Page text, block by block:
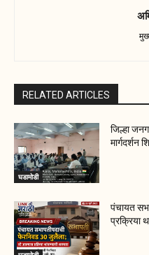
RELATED ARTICLES
घडामोडी
जिल्हा
मार्गदर्शन
पंचायत
प्रक्रिया